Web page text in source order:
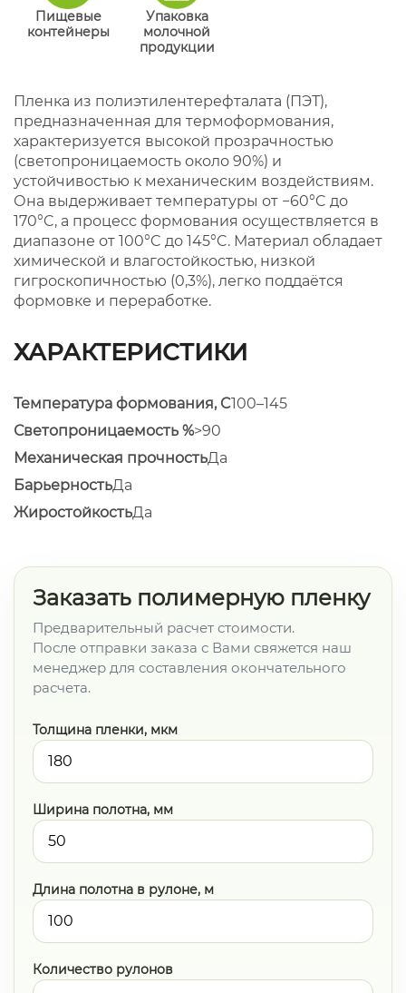
Пищевые
контейнеры
Упаковка
молочной
продукции
Пленка из полиэтилентерефталата (ПЭТ),
предназначенная для термоформования,
характеризуется высокой прозрачностью
(светопроницаемость около 90%) и
устойчивостью к механическим воздействиям.
Она выдерживает температуры от −60°C до
170°C, а процесс формования осуществляется в
диапазоне от 100°C до 145°C. Материал обладает
химической и влагостойкостью, низкой
гигроскопичностью (0,3%), легко поддаётся
формовке и переработке.
ХАРАКТЕРИСТИКИ
Температура формования, C100–145
Светопроницаемость %>90
Механическая прочностьДа
БарьерностьДа
ЖиростойкостьДа
Заказать полимерную пленку
Предварительный расчет стоимости.
После отправки заказа с Вами свяжется наш
менеджер для составления окончательного
расчета.
Толщина пленки, мкм
Ширина полотна, мм
Длина полотна в рулоне, м
Количество рулонов